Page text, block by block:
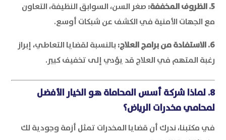
5. الظروف المخففة:
صغر السن، السوابق النظيفة، التعاون
مع الجهات الأمنية في الكشف عن شبكات أوسع.
6. الاستفادة من برامج العلاج:
بالنسبة لقضايا التعاطي، إبراز
رغبة المتهم في العلاج قد يؤدي إلى تخفيف كبير.
8. لماذا شركة أسس المحاماة هو الخيار الأفضل
لمحامي مخدرات الرياض؟
في مكتبنا، ندرك أن قضايا المخدرات تمثل أزمة وجودية لك